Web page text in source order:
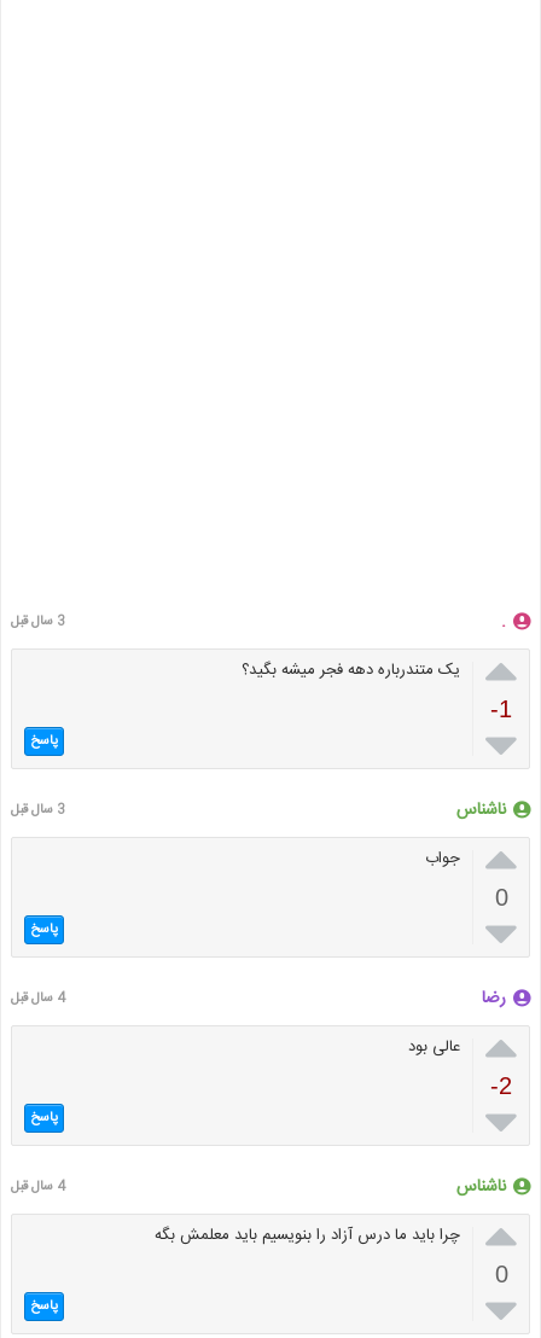
. 3 سال قبل

-1

یک متندرباره دهه فجر میشه بگید؟
پاسخ
ناشناس 3 سال قبل

0

جواب
پاسخ
رضا 4 سال قبل

-2

عالی بود
پاسخ
ناشناس 4 سال قبل

0

چرا باید ما درس آزاد را بنویسیم باید معلمش بگه
پاسخ